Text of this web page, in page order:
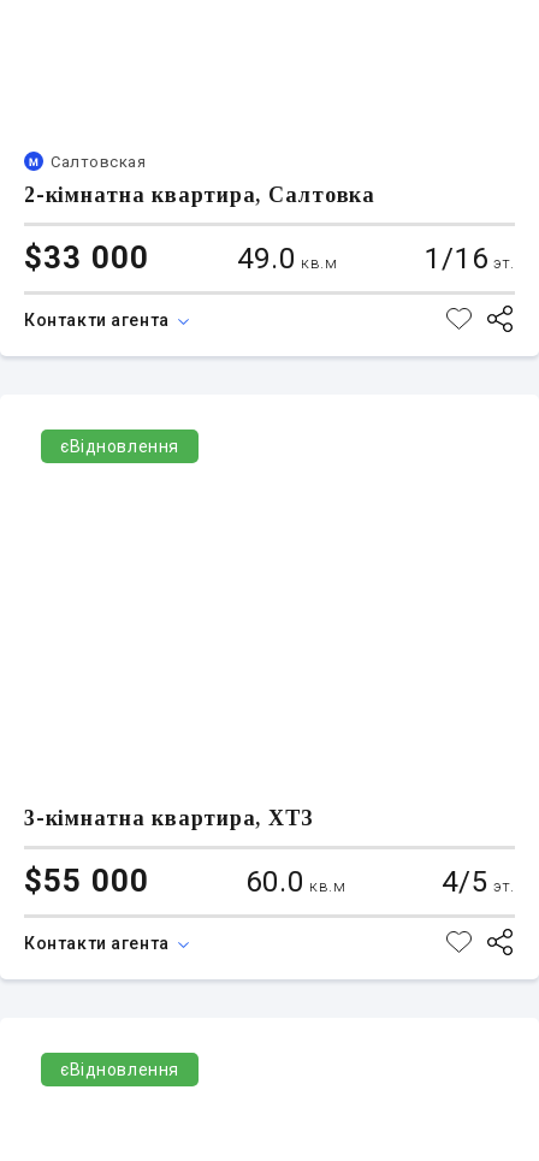
Салтовская
2-кімнатна квартира, Салтовка
$33 000 49.0 кв.м 1/16 эт.
Контакти агента
єВідновлення
3-кімнатна квартира, ХТЗ
$55 000 60.0 кв.м 4/5 эт.
Контакти агента
єВідновлення